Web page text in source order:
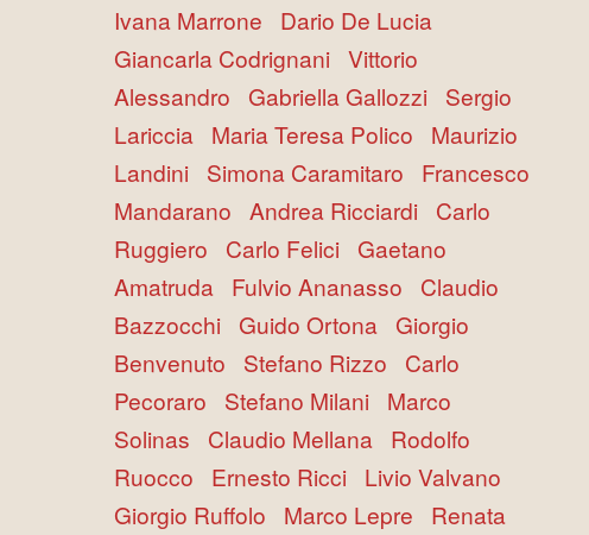
Ivana Marrone
Dario De Lucia
Giancarla Codrignani Vittorio
Alessandro
Gabriella Gallozzi Sergio
Lariccia Maria Teresa Polico
Maurizio
Landini Simona Caramitaro
Francesco
Mandarano Andrea Ricciardi Carlo
Ruggiero
Carlo Felici Gaetano
Amatruda Fulvio Ananasso
Claudio
Bazzocchi Guido Ortona Giorgio
Benvenuto
Stefano Rizzo
Carlo
Pecoraro
Stefano Milani Marco
Solinas
Claudio Mellana Rodolfo
Ruocco
Ernesto Ricci Livio Valvano
Giorgio Ruffolo
Marco Lepre
Renata